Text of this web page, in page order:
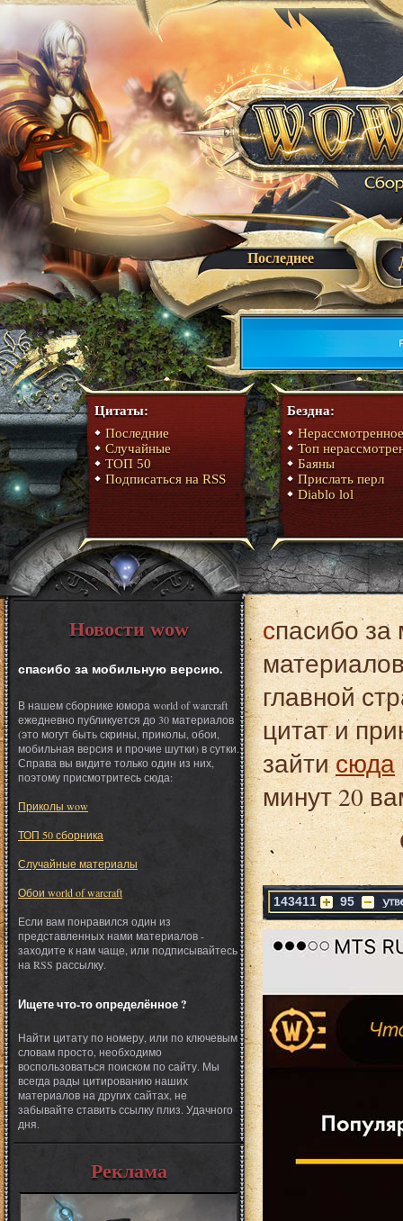
Последнее
Цитаты:
Последние
Случайные
ТОП 50
Подписаться на RSS
Бездна:
Нерассмотренное
Топ
Баяны
Прислать перл
Diablo lol
Новости wow
спасибо за мобильную версию.
В нашем сборнике юмора world of warcraft
ежедневно публикуется до 30 материалов
(это могут быть скрины, приколы, обои,
мобильная версия и прочие шутки) в сутки.
Справа вы видите только один из них,
поэтому присмотритесь сюда:
Приколы wow
ТОП 50 сборника
Случайные материалы
Обои world of warcraft
Если вам понравился один из
представленных нами материалов -
заходите к нам чаще, или подписывайтесь
на RSS рассылку.
Ищете что-то определённое ?
Найти цитату по номеру, или по ключевым
словам просто, необходимо
воспользоваться поиском по сайту. Мы
всегда рады цитированию наших
материалов на других сайтах, не
забывайте ставить ссылку плиз. Удачного
дня.
Реклама
спасибо за мобильную версию. Это один из
главной
цитат и
зайтисюда
минут 20
143411 95